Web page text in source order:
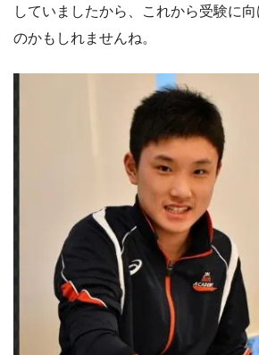
していましたから、これから受験に
のかもしれませんね。